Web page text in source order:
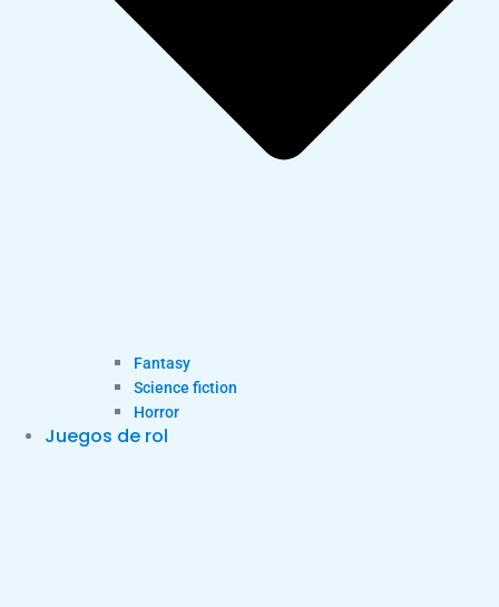
Fantasy
Science fiction
Horror
Juegos de rol